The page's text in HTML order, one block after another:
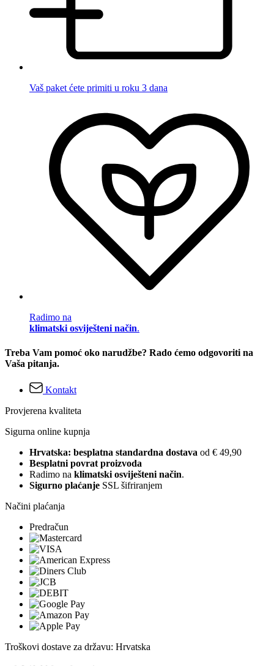
Vaš paket ćete primiti u roku 3 dana
Radimo na
klimatski osviješteni način.
Treba Vam pomoć oko narudžbe? Rado ćemo odgovoriti na
Vaša pitanja.
Kontakt
Provjerena kvaliteta
Sigurna online kupnja
Hrvatska: besplatna standardna dostava od € 49,90
Besplatni povrat proizvoda
Radimo na klimatski osviješteni način.
Sigurno plaćanje SSL šifriranjem
Načini plaćanja
Predračun
Troškovi dostave za državu: Hrvatska